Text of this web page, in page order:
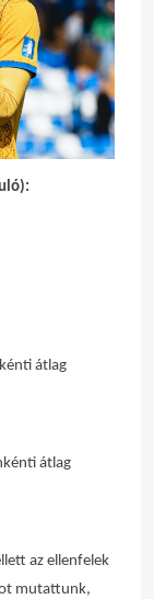
átlag
átlag
az ellenfelek
mutattunk,